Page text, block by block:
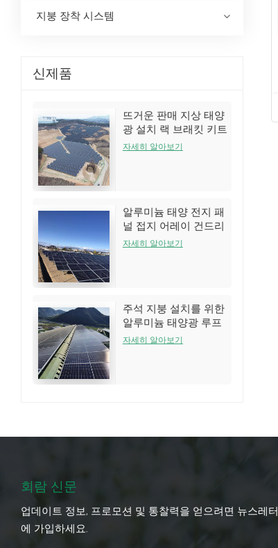
지붕 장착 시스템
신제품
뜨거운 판매 지상 태양
광 설치 랙 브래킷 키트
자세히 알아보기
알루미늄 태양 전지 패
널 접지 어레이 건드리
는 시스템
자세히 알아보기
주석 지붕 설치를 위한
알루미늄 태양광 루프
랙 구조
자세히 알아보기
회람 신문
업데이트 정보, 프로모션 및 통찰력을 얻으려면 뉴스레터
에 가입하세요.